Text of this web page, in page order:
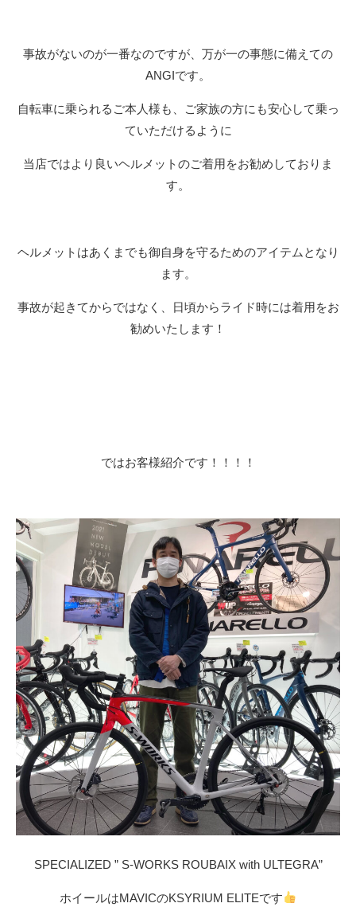
事故がないのが一番なのですが、万が一の事態に備えての
ANGIです。
自転車に乗られるご本人様も、ご家族の方にも安心して乗っ
ていただけるように
当店ではより良いヘルメットのご着用をお勧めしておりま
す。
ヘルメットはあくまでも御自身を守るためのアイテムとなり
ます。
事故が起きてからではなく、日頃からライド時には着用をお
勧めいたします！
ではお客様紹介です！！！！
SPECIALIZED ” S-WORKS ROUBAIX with ULTEGRA”
ホイールはMAVICのKSYRIUM ELITEです